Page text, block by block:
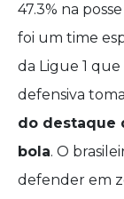
47.3% na
foi um time
da Ligue 1 que
defensiva
do destaque
bola. O
defender em